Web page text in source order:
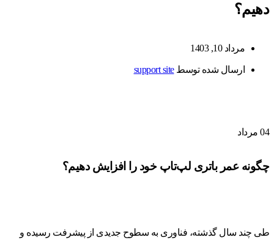
دهیم؟
مرداد 10, 1403
ارسال شده توسطsupport site
04 مرداد
چگونه عمر باتری لپ‌تاپ خود را افزایش دهیم؟
طی چند سال گذشته، فناوری به سطوح جدیدی از پیشرفت رسیده و